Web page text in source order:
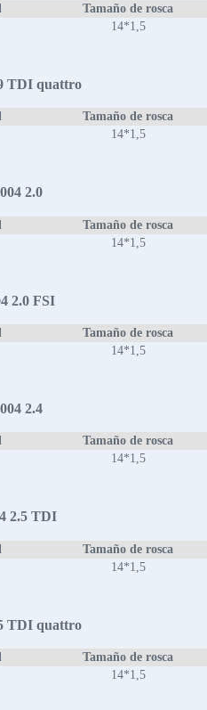
Tamaño de rosca
14*1,5
TDI quattro
Tamaño de rosca
14*1,5
2.0
Tamaño de rosca
14*1,5
2.0 FSI
Tamaño de rosca
14*1,5
2.4
Tamaño de rosca
14*1,5
2.5 TDI
Tamaño de rosca
14*1,5
TDI quattro
Tamaño de rosca
14*1,5